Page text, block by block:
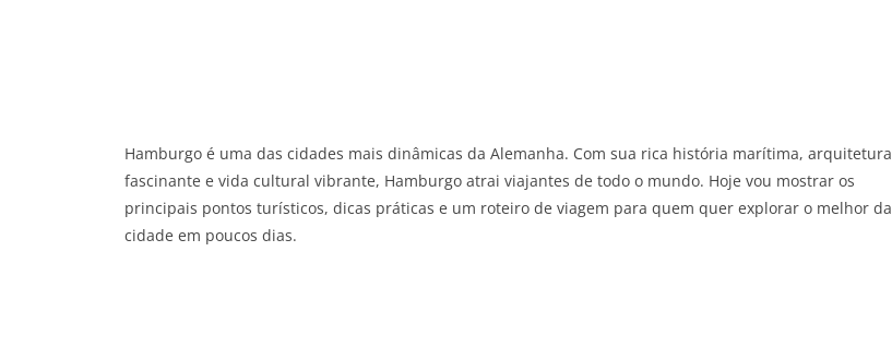
Hamburgo é uma das cidades mais dinâmicas da Alemanha. Com sua rica história marítima, arquitetura
fascinante e vida cultural vibrante, Hamburgo atrai viajantes de todo o mundo. Hoje vou mostrar os
principais pontos turísticos, dicas práticas e um roteiro de viagem para quem quer explorar o melhor da
cidade em poucos dias.